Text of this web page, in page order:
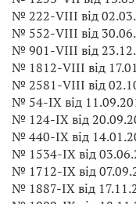
№ 222-VIII від
№ 552-VIII від
№ 901-VIII від
№ 1812-VIII від
№ 2581-VIII від
№ 54-IX від
№ 124-IX від
№ 440-IX від
№ 1534-IX від
№ 1712-IX від
№ 1887-IX від